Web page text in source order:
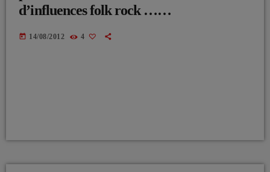
d’influences folk rock ……
today 14/08/2012 4